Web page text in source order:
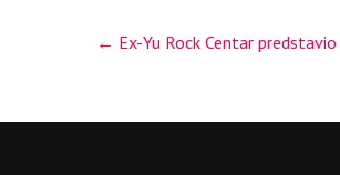
Post
navigation
← Ex-Yu Rock Centar predstavio